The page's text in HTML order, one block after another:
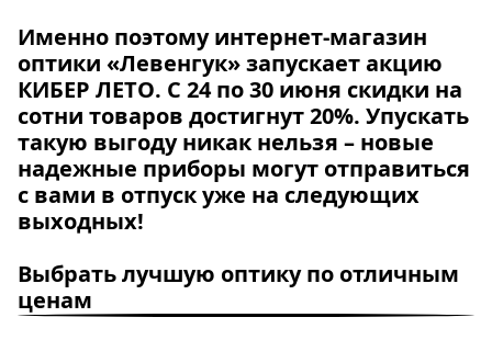
Именно поэтому интернет-магазин
оптики «Левенгук» запускает акцию
КИБЕР ЛЕТО. С 24 по 30 июня скидки на
сотни товаров достигнут20%. Упускать
такую выгоду никак нельзя – новые
надежные приборы могут отправиться
с вами в отпуск уже на следующих
выходных!
Выбрать лучшую оптику по отличным
ценам